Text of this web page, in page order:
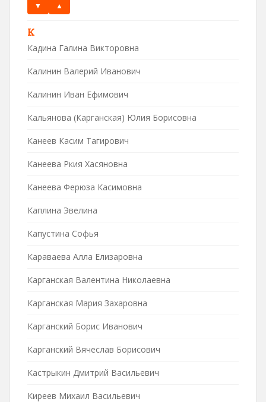
▼ ▲
К
Кадина Галина Викторовна
Калинин Валерий Иванович
Калинин Иван Ефимович
Кальянова (Карганская) Юлия Борисовна
Канеев Касим Тагирович
Канеева Ркия Хасяновна
Канеева Ферюза Касимовна
Каплина Эвелина
Капустина Софья
Караваева Алла Елизаровна
Карганская Валентина Николаевна
Карганская Мария Захаровна
Карганский Борис Иванович
Карганский Вячеслав Борисович
Кастрыкин Дмитрий Васильевич
Киреев Михаил Васильевич